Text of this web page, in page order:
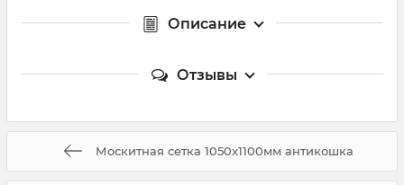
Описание
Отзывы
Москитная сетка 1050x1100мм антикошка